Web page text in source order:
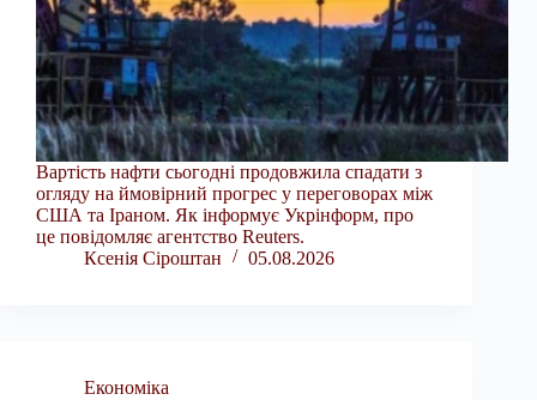
Вартість нафти сьогодні продовжила спадати з
огляду на ймовірний прогрес у переговорах між
США та Іраном. Як інформує Укрінформ, про
це повідомляє агентство Reuters.
Ксенія Сіроштан
05.08.2026
Економіка